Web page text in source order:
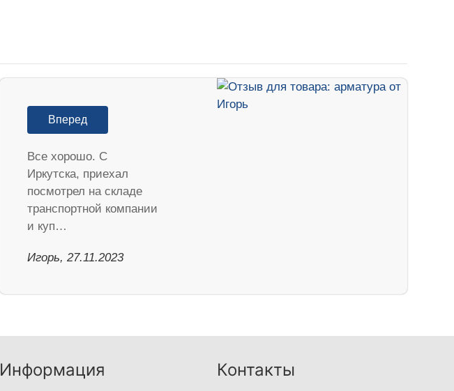
Вперед
Все хорошо. С
Иркутска, приехал
посмотрел на складе
транспортной компании
и куп…
Игорь, 27.11.2023
Информация Контакты